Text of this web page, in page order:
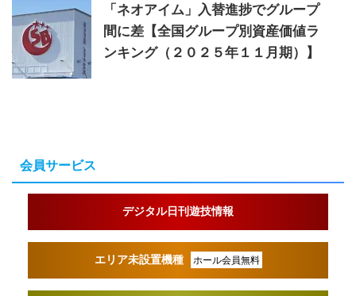
「ネオアイム」入替進捗でグループ
間に差【全国グループ別資産価値ラ
ンキング（２０２５年１１月期）】
会員サービス
デジタル日刊遊技情報
エリア未設置機種 ホール会員無料